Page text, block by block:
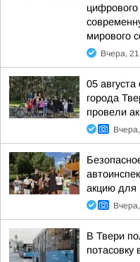
мирового
Вчера,
05 августа
города
провели
акцию для
В Твери
потасовку